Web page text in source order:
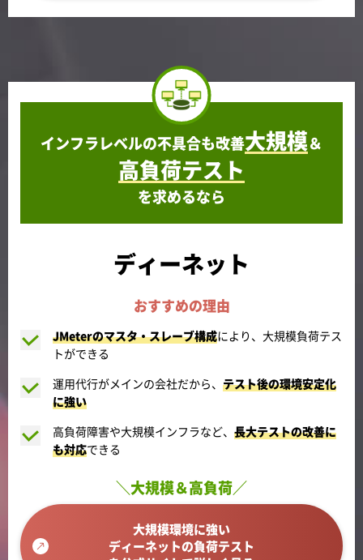
インフラレベルの不具合も改善大規模＆
高負荷テスト
を求めるなら
ディーネット
おすすめの理由
JMeterのマスタ・スレーブ構成により、大規模負荷テス
トができる
運用代行がメインの会社だから、 テスト後の環境安定化
に強い
高負荷障害や大規模インフラなど、 長大テストの改善に
も対応できる
＼大規模＆高負荷／
大規模環境に強い
ディーネットの負荷テスト